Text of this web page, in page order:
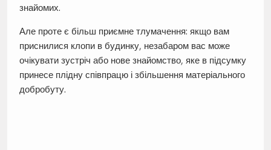
знайомих.
Але проте є більш приємне тлумачення: якщо вам
приснилися клопи в будинку, незабаром вас може
очікувати зустріч або нове знайомство, яке в підсумку
принесе плідну співпрацю і збільшення матеріального
добробуту.